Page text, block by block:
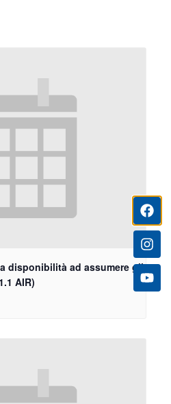
disponibilità ad assumere gli
AIR)